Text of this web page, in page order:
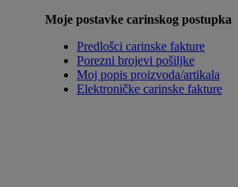
Moje postavke carinskog postupka
Predlošci carinske fakture
Porezni brojevi pošiljke
Moj popis proizvoda/artikala
Elektroničke carinske fakture